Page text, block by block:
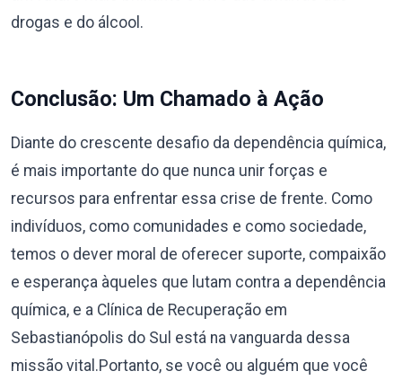
drogas e do álcool.
Conclusão: Um Chamado à Ação
Diante do crescente desafio da dependência química,
é mais importante do que nunca unir forças e
recursos para enfrentar essa crise de frente. Como
indivíduos, como comunidades e como sociedade,
temos o dever moral de oferecer suporte, compaixão
e esperança àqueles que lutam contra a dependência
química, e a Clínica de Recuperação em
Sebastianópolis do Sul está na vanguarda dessa
missão vital.Portanto, se você ou alguém que você